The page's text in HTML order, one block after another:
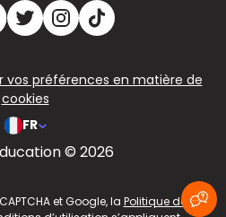
vos préférences en matière de
cookies
FR
© 2026
et Google, la Politique de